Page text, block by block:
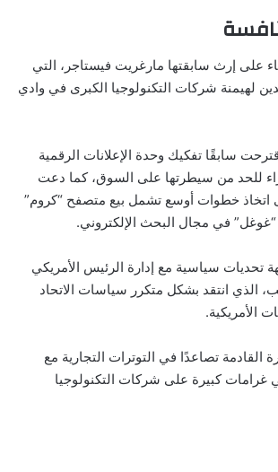
على إرث سابقتها مارغريت فيستاجر، التي
لهيمنة شركات التكنولوجيا الكبرى في وادي
سابقًا تفكيك وحدة الإعلانات الرقمية
للحد من سيطرتها على السوق، كما دعت
اتخاذ خطوات أوسع تشمل بيع متصفح “كروم”
في مجال البحث الإلكتروني.
تحديات سياسية مع إدارة الرئيس الأمريكي
الذي انتقد بشكل متكرر سياسات الاتحاد
الأمريكية.
القادمة تصاعدًا في التوترات التجارية مع
غرامات كبيرة على شركات التكنولوجيا